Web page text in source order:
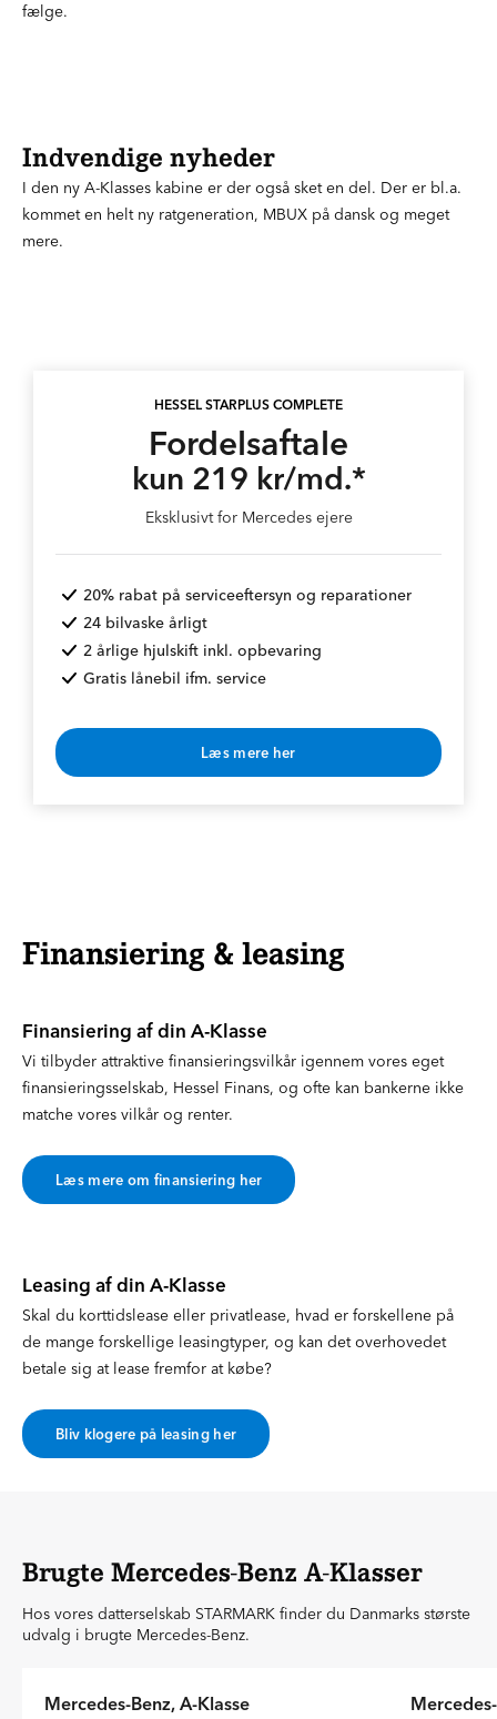
fælge.
Indvendige nyheder
I den ny A-Klasses kabine er der også sket en del. Der er bl.a.
kommet en helt ny ratgeneration, MBUX på dansk og meget
mere.
HESSEL STARPLUS COMPLETE
Fordelsaftale
kun 219 kr/md.*
Eksklusivt for Mercedes ejere
20% rabat på serviceeftersyn og reparationer
24 bilvaske årligt
2 årlige hjulskift inkl. opbevaring
Gratis lånebil ifm. service
Læs mere her
Finansiering & leasing
Finansiering af din A-Klasse
Vi tilbyder attraktive finansieringsvilkår igennem vores eget
finansieringsselskab, Hessel Finans, og ofte kan bankerne ikke
matche vores vilkår og renter.
Læs mere om finansiering her
Leasing af din A-Klasse
Skal du korttidslease eller privatlease, hvad er forskellene på
de mange forskellige leasingtyper, og kan det overhovedet
betale sig at lease fremfor at købe?
Bliv klogere på leasing her
Brugte Mercedes-Benz A-Klasser
Hos vores datterselskab STARMARK finder du Danmarks største
udvalg i brugte Mercedes-Benz.
Mercedes-Benz, A-Klasse